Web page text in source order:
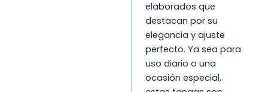
elaborados que
destacan por su
elegancia y ajuste
perfecto. Ya sea para
uso diario o una
ocasión especial,